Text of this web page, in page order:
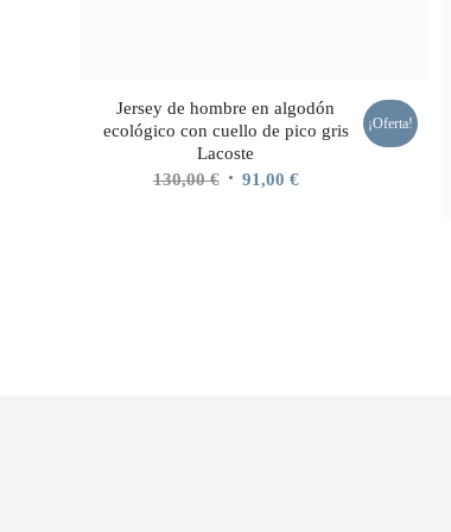
Jersey de hombre en algodón
ecológico con cuello de pico gris
Lacoste
130,00€ El 91,00 €El
¡Oferta!